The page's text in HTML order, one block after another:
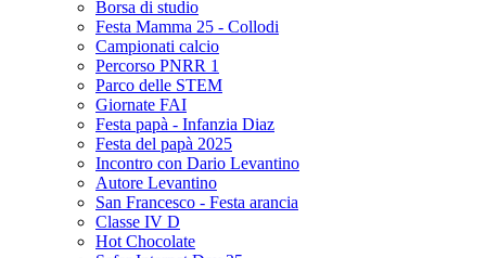
Borsa di studio
Festa Mamma 25 - Collodi
Campionati calcio
Percorso PNRR 1
Parco delle STEM
Giornate FAI
Festa papà - Infanzia Diaz
Festa del papà 2025
Incontro con Dario Levantino
Autore Levantino
San Francesco - Festa arancia
Classe IV D
Hot Chocolate